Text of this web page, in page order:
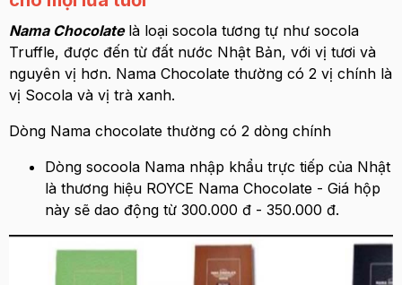
Nama Chocolate là loại socola tương tự như socola
Truffle, được đến từ đất nước Nhật Bản, với vị tươi và
nguyên vị hơn. Nama Chocolate thường có 2 vị chính là
vị Socola và vị trà xanh.
Dòng Nama chocolate thường có 2 dòng chính
Dòng socoola Nama nhập khẩu trực tiếp của Nhật
là thương hiệu ROYCE Nama Chocolate - Giá hộp
này sẽ dao động từ 300.000 đ - 350.000 đ.